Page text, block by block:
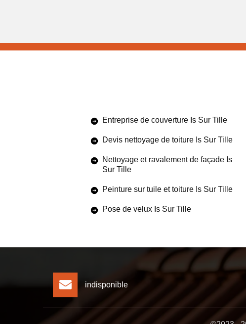
Entreprise de couverture Is Sur Tille
Devis nettoyage de toiture Is Sur Tille
Nettoyage et ravalement de façade Is
Sur Tille
Peinture sur tuile et toiture Is Sur Tille
Pose de velux Is Sur Tille
indisponible